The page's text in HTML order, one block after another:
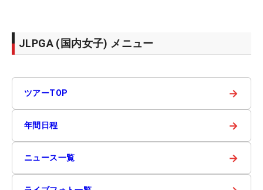
JLPGA (国内女子) メニュー
ツアーTOP →
年間日程 →
ニュース一覧 →